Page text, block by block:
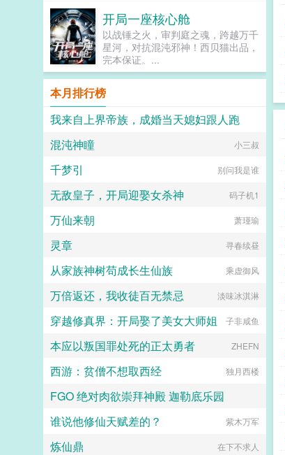
颤，语带哭腔。只言对皇帝的错悔与
思恋。 她的眼眸如春水一样清
澈。盈满了浓烈真挚又纯粹的爱意。
这是帝王毕生所求最为渴盼之
物。 帝王此时尚且年轻稚嫩。见
沈知姁心意回转，更多了他所愿的乖
顺懂事，不由面露愧色，揽她入
怀。 沈知姁如一只失了羽毛的雀
儿，只露出娇艳的侧脸和白洁脆弱的
颈脖。羽睫之下，掩着她的勃勃野心
和滔天恨意。 眼前的帝王，已经
将仇报薄情寡义的恶犬。 她要
他无处可归。（小剧场）多年后，小
宫女恭敬为垂帘听政的沈太后挽髻。
她望着镜中风韵绝佳的高位者，不由
帝去得早。沈太后挑眉轻笑，神情愉
凭借的不止有美貌。貌美心狠，方成
大事。阅读须知 1本文为传统型
宫斗权谋，非甜宠，男非c 背景
架空，节奏慢热（尤其在前期），会
偏一点群像 2女主过程成长结局
独美，狗皇帝挫骨扬灰（物理＋心
理） 3配角妃嫔大多为自身家族
奋斗，视妃位如官职 4作者想看
复仇宫斗，自割腿肉，宫斗权谋小
白，会努力写得有逻辑qaq感谢小天
使们的支持和喜欢！宫斗预收独占圣
心娘娘是朵菟丝花盛宠如她娘娘她是
爱躺平推推宫斗预收独占圣心宫女上
位宫斗文，女主扮猪吃老虎 六岁生
辰那日，盈桃从官家小姐沦为宫中罪
开局一座核心舱
以战锤之火，审判庭之魂，跨越万千
星河，对抗混沌邪神！西贝猫出品，
完本保证。...
本月排行榜
我来自上界帝族，成婚当天媳妇跟人跑
社恐啊社恐
混沌神瞳 小三叔
千梦引 别问我是谁
无敌皇子，开局迎娶女杀神 码子机1
万仙来朝 萧瑾瑜
灵章 寻春续昼
从家族神树苟成长生仙族 乘虚御风
万倍返还，我收徒百无禁忌 淡味冰淇淋
穿越修真界：开局娶了美女大师姐 子非咸鱼
本应以叛国罪处死的正太勇者 ZHEFN
西游：贫僧不想取西经 独月西楼
FGO 绝对肉欲崇拜神殿 迦勒底乐园
为了爱与正义
谁说他修仙天赋差的？ 紫木万军
炼仙鼎 在下不求人